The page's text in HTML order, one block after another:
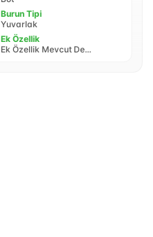
Burun Tipi
Yuvarlak
Ek Özellik
Ek Özellik Mevcut De...